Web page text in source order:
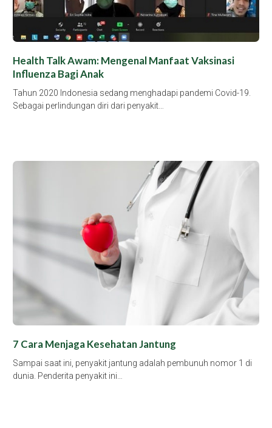
Health Talk Awam: Mengenal Manfaat Vaksinasi
Influenza Bagi Anak
Tahun 2020 Indonesia sedang menghadapi pandemi Covid-19.
Sebagai perlindungan diri dari penyakit…
7 Cara Menjaga Kesehatan Jantung
Sampai saat ini, penyakit jantung adalah pembunuh nomor 1 di
dunia. Penderita penyakit ini…